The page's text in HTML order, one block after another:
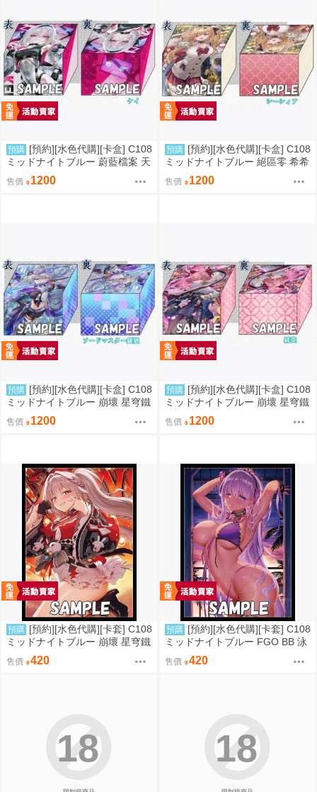
預購 [預約][水色代購][卡盒] C108
ミッドナイトブルー 蔚藍檔案 天
童ケイ
售價 1200
預購 [預約][水色代購][卡盒] C108
ミッドナイトブルー 絕區零 希希
售價 1200
預購 [預約][水色代購][卡盒] C108
ミッドナイトブルー 崩壞 星穹鐵
道 銀狼
售價 1200
預購 [預約][水色代購][卡盒] C108
ミッドナイトブルー 崩壞 星穹鐵
道 緋英
售價 1200
預購 [預約][水色代購][卡套] C108
ミッドナイトブルー 崩壞 星穹鐵
道 火花
售價 420
預購 [預約][水色代購][卡套] C108
ミッドナイトブルー FGO BB 泳
售價 420
18 18